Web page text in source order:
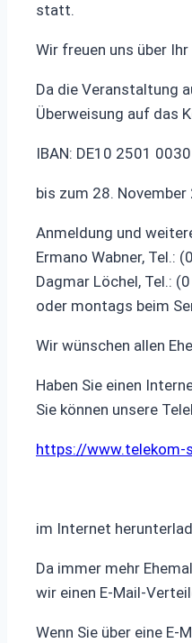
statt.
Wir freuen uns über
Da die Veranstaltung
Überweisung auf das
IBAN: DE10 2501
bis zum 28.
Anmeldung und
Ermano Wabner, Tel.:
Dagmar Löchel, Tel.:
oder montags beim
Wir wünschen allen
Haben Sie einen
Sie können unsere
https://www.telekom-
im Internet
Da immer mehr
wir einen E-Mail-
Wenn Sie über eine